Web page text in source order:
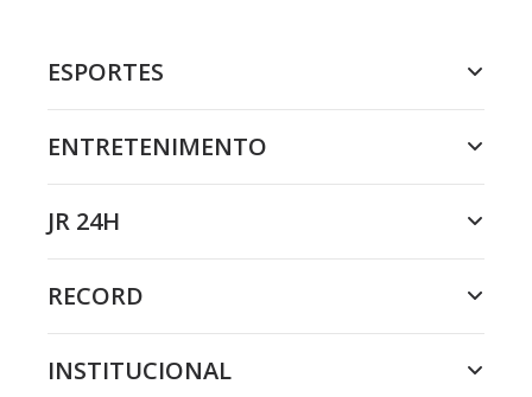
ESPORTES
ENTRETENIMENTO
JR 24H
RECORD
INSTITUCIONAL